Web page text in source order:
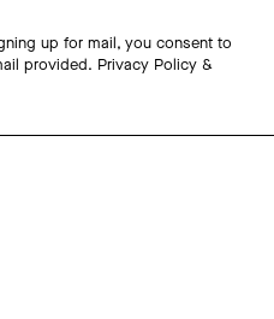
up for mail, you consent to
provided. Privacy Policy &